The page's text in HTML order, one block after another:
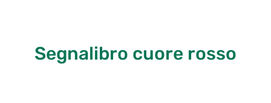
Segnalibro cuore rosso